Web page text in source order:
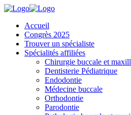
Accueil
Congrès 2025
Trouver un spécialiste
Spécialités affiliées
Chirurgie buccale et
Dentisterie Pédiatrique
Endodontie
Médecine buccale
Orthodontie
Parodontie